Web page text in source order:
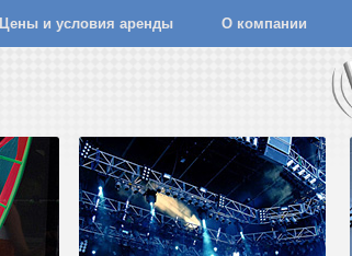
Цены и условия аренды О компании